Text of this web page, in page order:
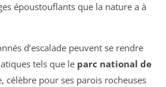
époustouflants que la nature a à
d’escalade peuvent se rendre
tels que le parc national de
célèbre pour ses parois rocheuses